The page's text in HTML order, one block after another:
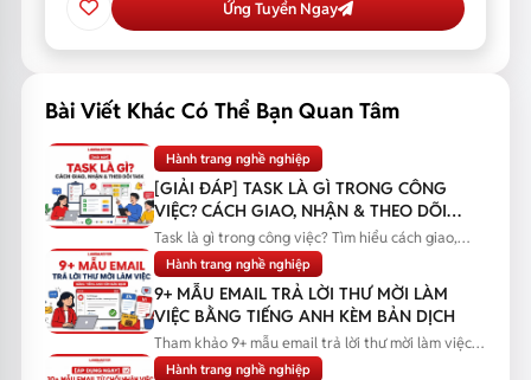
Ứng Tuyển Ngay
Bài Viết Khác Có Thể Bạn Quan Tâm
Hành trang nghề nghiệp
[GIẢI ĐÁP] TASK LÀ GÌ TRONG CÔNG
VIỆC? CÁCH GIAO, NHẬN & THEO DÕI
TASK
Task là gì trong công việc? Tìm hiểu cách giao,
nhận và theo dõi task...
Hành trang nghề nghiệp
9+ MẪU EMAIL TRẢ LỜI THƯ MỜI LÀM
VIỆC BẰNG TIẾNG ANH KÈM BẢN DỊCH
Tham khảo 9+ mẫu email trả lời thư mời làm việc
bằng tiếng Anh kèm bản...
Hành trang nghề nghiệp